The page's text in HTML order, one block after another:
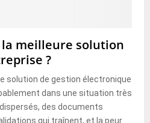
meilleure solution
?
solution de gestion électronique
dans une situation très
des documents
qui traînent, et la peur